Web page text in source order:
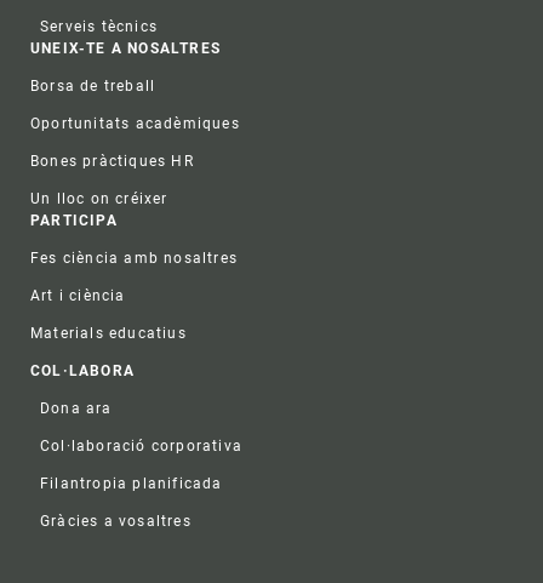
Serveis tècnics
UNEIX-TE A NOSALTRES
Borsa de treball
Oportunitats acadèmiques
Bones pràctiques HR
Un lloc on créixer
PARTICIPA
Fes ciència amb nosaltres
Art i ciència
Materials educatius
COL·LABORA
Dona ara
Col·laboració corporativa
Filantropia planificada
Gràcies a vosaltres